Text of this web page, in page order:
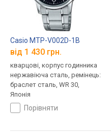
Casio MTP-V002D-1B
від 1 430 грн.
кварцові, корпус годинника
нержавіюча сталь, ремінець:
браслет сталь, WR 30,
Японія
порівняти